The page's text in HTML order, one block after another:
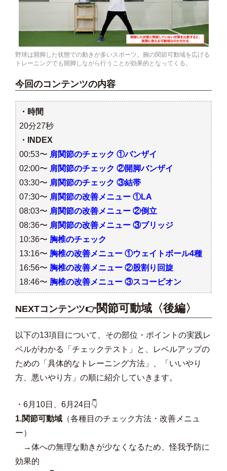
野球は開脚した状態での動きが多いスポーツ。腕の関節可動域を広げる
トレーニングでも開脚しながら行うことが効果的となってくる。
今回のコンテンツの内容
・時間
20分27秒
・INDEX
00:53〜 肩関節のチェック ①バンザイ
02:00〜 肩関節のチェック ②開脚バンザイ
03:30〜 肩関節のチェック ③結帯
07:30〜 肩関節の改善メニュー ①LA
08:03〜 肩関節の改善メニュー ②倒立
08:36〜 肩関節の改善メニュー ③ブリッジ
10:36〜 胸椎のチェック
13:16〜 胸椎の改善メニュー ①ウェイトボール4種
16:56〜 胸椎の改善メニュー ②股割り回旋
18:46〜 胸椎の改善メニュー ③スコーピオン
NEXTコンテンツ👉関節可動域〈後編〉
以下の13項目について、その部位・ポイントの実践レ
ベルがわかる「チェックテスト」と、レベルアップの
ための「具体的なトレーニング方法」、「いいやり
方、悪いやり方」の順に紹介していきます。
・6月10日、6月24日👇
1.関節可動域 （各種目のチェック方法・改善メニュ
ー）
→体への無理な動きが少なくなるため、怪我予防に
効果的